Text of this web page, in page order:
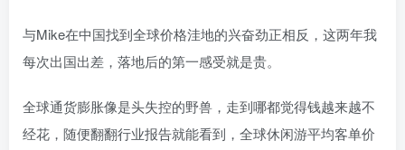
与Mike在中国找到全球价格洼地的兴奋劲正相反，这两年我
每次出国出差，落地后的第一感受就是贵。
全球通货膨胀像是头失控的野兽，走到哪都觉得钱越来越不
经花，随便翻翻行业报告就能看到，全球休闲游平均客单价